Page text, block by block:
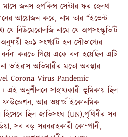
মাসে জনস হপকিন্স সেন্টার ফর হেলথ
আয়োজন করে, নাম তার “ইভেন্ট
যে নিউমেরোলজি নামে যে অপসংস্কৃতিটি
২০১ সংখ্যাটি হল সৌভাগ্যের
করতে গিয়ে একে বলা হয়েছিল এটি
ভাইরাস অতিমারীর মতো অবস্থার
Corona Virus Pandemic
অনুশীলনে সাহায্যকারী ভূমিকায় ছিল
ফাউন্ডেশন, আর ওয়ার্ল্ড ইকোনমিক
ছিল জাতিসংঘ (UN),পৃথিবীর সব
সব বড় সরবরাহকারী কোম্পানী,